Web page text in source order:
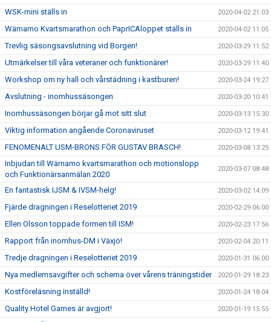
WSK-mini ställs in 2020-04-02 21:03
Wärnamo Kvartsmarathon och PaprICAloppet ställs in 2020-04-02 11:05
Trevlig säsongsavslutning vid Borgen! 2020-03-29 11:52
Utmärkelser till våra veteraner och funktionärer! 2020-03-29 11:40
Workshop om ny hall och vårstädning i kastburen! 2020-03-24 19:27
Avslutning - inomhussäsongen 2020-03-20 10:41
Inomhussäsongen börjar gå mot sitt slut 2020-03-13 15:30
Viktig information angående Coronaviruset 2020-03-12 19:41
FENOMENALT USM-BRONS FÖR GUSTAV BRASCH! 2020-03-08 13:25
Inbjudan till Wärnamo kvartsmarathon och motionslopp
och Funktionärsanmälan 2020
2020-03-07 08:48
En fantastisk IJSM & IVSM-helg! 2020-03-02 14:09
Fjärde dragningen i Reselotteriet 2019 2020-02-29 06:00
Ellen Olsson toppade formen till ISM! 2020-02-23 17:56
Rapport från inomhus-DM i Växjö! 2020-02-04 20:11
Tredje dragningen i Reselotteriet 2019 2020-01-31 06:00
Nya medlemsavgifter och schema över vårens träningstider 2020-01-29 18:23
Kostföreläsning inställd! 2020-01-24 18:04
Quality Hotel Games är avgjort! 2020-01-19 15:55